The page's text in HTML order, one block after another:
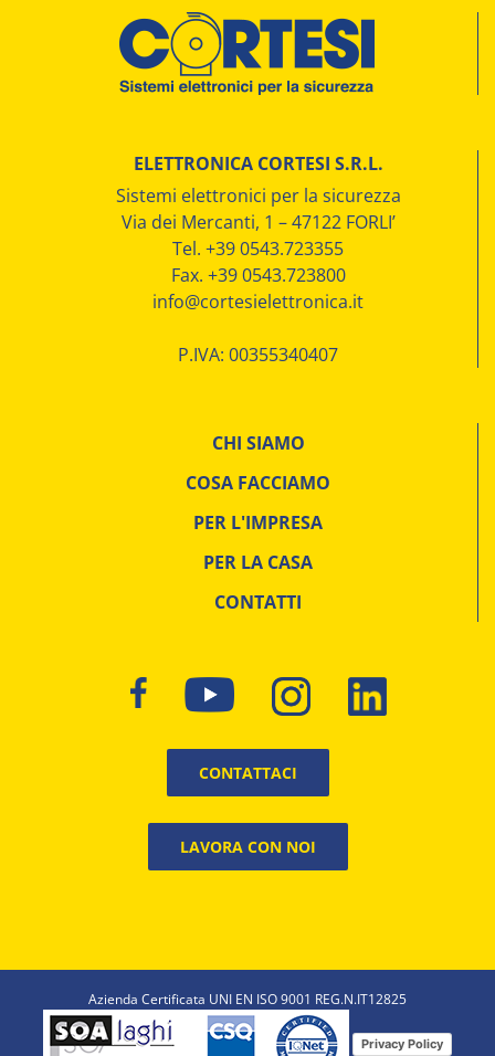
ELETTRONICA CORTESI S.R.L.
Sistemi elettronici per la sicurezza
Via dei Mercanti, 1 – 47122 FORLI’
Tel. +39 0543.723355
Fax. +39 0543.723800
info@cortesielettronica.it
P.IVA: 00355340407
CHI SIAMO
COSA FACCIAMO
PER L'IMPRESA
PER LA CASA
CONTATTI
CONTATTACI
LAVORA CON NOI
Azienda Certificata UNI EN ISO 9001 REG.N.IT12825
Privacy Policy